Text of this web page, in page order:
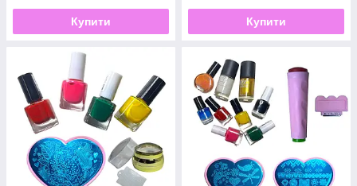
Купити Купити